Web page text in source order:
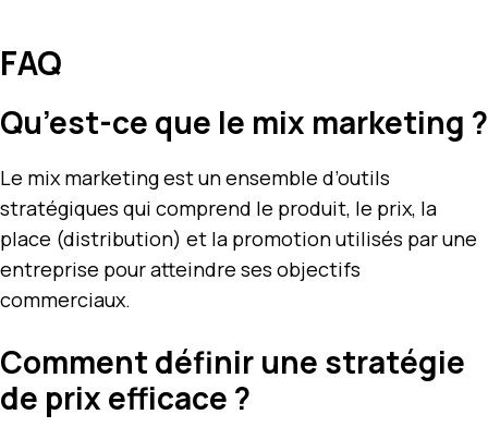
FAQ
Qu’est-ce que le mix marketing ?
Le mix marketing est un ensemble d’outils
stratégiques qui comprend le produit, le prix, la
place (distribution) et la promotion utilisés par une
entreprise pour atteindre ses objectifs
commerciaux.
Comment définir une stratégie
de prix efficace ?